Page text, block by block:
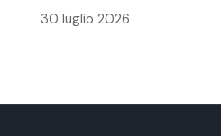
30 luglio 2026